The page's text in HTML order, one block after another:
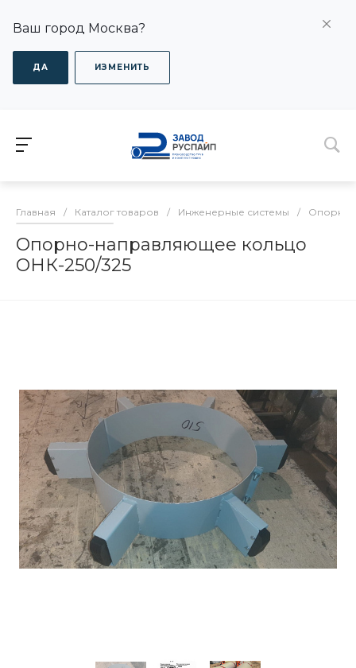
Ваш город Москва?
ДА ИЗМЕНИТЬ
Главная / Каталог товаров / Инженерные системы / Опорно-
Опорно-направляющее кольцо
ОНК-250/325